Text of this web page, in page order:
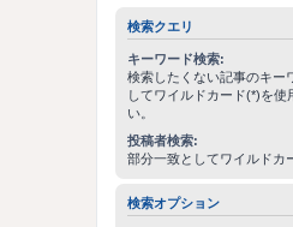
検索クエリ
キーワード検索:
検索したくない記事のキー
してワイルドカード(*)を
い。
投稿者検索:
部分一致としてワイルドカ
検索オプション